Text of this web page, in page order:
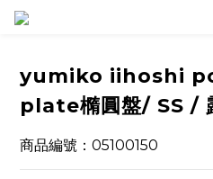
yumiko iihoshi
plate橢圓盤/ SS /
商品編號：05100150